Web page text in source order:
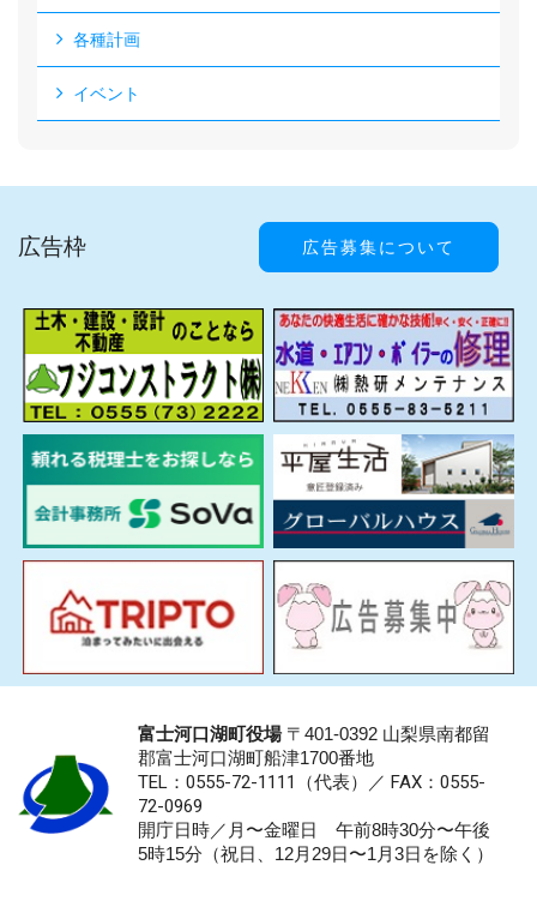
各種計画
イベント
広告枠 広告募集について
富士河口湖町役場〒401-0392 山梨県南都留
郡富士河口湖町船津1700番地
TEL：0555-72-1111 （代表）／ FAX：0555-
72-0969
開庁日時／月〜金曜日 午前8時30分〜午後
5時15分（祝日、12月29日〜1月3日を除く）